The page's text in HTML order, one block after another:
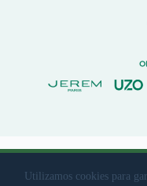
Utilizamos cookies para
© 2023 Rio Ave